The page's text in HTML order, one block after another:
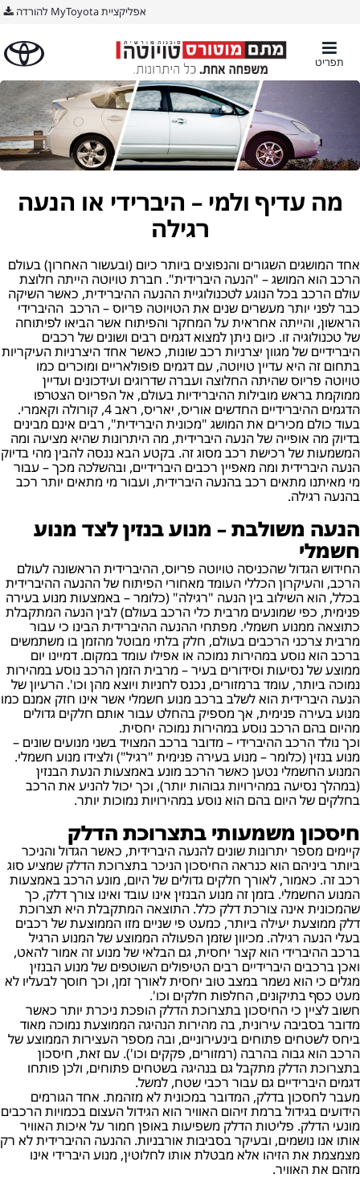
אפליקציית MyToyota להורדה
תפריט
מה עדיף ולמי – היברידי או הנעה
רגילה
אחד המושגים השגורים והנפוצים ביותר כיום (ובעשור האחרון) בעולם
הרכב הוא המושג – "הנעה היברידית". חברת טויוטה הייתה חלוצת
עולם הרכב בכל הנוגע לטכנולוגיית ההנעה ההיברידית, כאשר השיקה
כבר לפני יותר מעשרים שנים את הטויוטה פריוס – הרכב ההיברידי
הראשון, והייתה אחראית על המחקר והפיתוח אשר הביאו לפיתוחה
של טכנולוגיה זו. כיום ניתן למצוא דגמים רבים ושונים של רכבים
היברידיים של מגוון יצרניות רכב שונות, כאשר אחד היצרניות העיקריות
בתחום זה היא עדיין טויוטה, עם דגמים פופולאריים ומוכרים כמו
טויוטה פריוס שהיתה החלוצה ועברה שדרוגים ועידכונים ועדיין
ממוקמת בראש מובילות ההיברידיות בעולם, אל הפריוס הצטרפו
הדגמים ההיברידיים החדשים אוריס, יאריס, ראב 4, קורולה וקאמרי.
בעוד כולם מכירים את המושג "מכונית היברידית", רבים אינם מבינים
בדיוק מה אופייה של הנעה היברידית, מה היתרונות שהיא מציעה ומה
המשמעות של רכישת רכב מסוג זה. בקטע הבא ננסה להבין מהי בדיוק
הנעה היברידית ומה מאפיין רכבים היברידיים, ובהשלכה מכך – עבור
מי מאיתנו מתאים רכב בהנעה היברידית, ועבור מי מתאים יותר רכב
בהנעה רגילה.
הנעה משולבת – מנוע בנזין לצד מנוע
חשמלי
החידוש הגדול שהכניסה טויוטה פריוס, ההיברידית הראשונה לעולם
הרכב, והעיקרון הכללי העומד מאחורי הפיתוח של ההנעה ההיברידית
בכלל, הוא השילוב בין הנעה "רגילה" (כלומר – באמצעות מנוע בעירה
פנימית, כפי שמונעים מרבית כלי הרכב בעולם) לבין הנעה המתקבלת
כתוצאה ממנוע חשמלי. מפתחי ההנעה ההיברידית הבינו כי עבור
מרבית צרכני הרכבים בעולם, חלק בלתי מבוטל מהזמן בו משתמשים
ברכב הוא נוסע במהירות נמוכה או אפילו עומד במקום. דמיינו יום
ממוצע של נסיעות וסידורים בעיר – מרבית הזמן הרכב נוסע במהירות
נמוכה ביותר, עומד ברמזורים, נכנס לחניות ויוצא מהן וכו'. הרעיון של
הנעה היברידית הוא לשלב ברכב מנוע חשמלי אשר אינו חזק אמנם כמו
מנוע בעירה פנימית, אך מספיק בהחלט עבור אותם חלקים גדולים
מהיום בהם הרכב נוסע במהירות נמוכה יחסית.
וכך נולד הרכב ההיברידי – מדובר ברכב המצויד בשני מנועים שונים –
מנוע בנזין (כלומר – מנוע בעירה פנימית "רגיל") ולצידו מנוע חשמלי.
המנוע החשמלי נטען כאשר הרכב מונע באמצעות הנעת הבנזין
(במהלך נסיעה במהירויות גבוהות יותר), וכך יכול להניע את הרכב
בחלקים של היום בהם הוא נוסע במהירויות נמוכות יותר.
חיסכון משמעותי בתצרוכת הדלק
קיימים מספר יתרונות שונים להנעה היברידית, כאשר הגדול והניכר
ביותר ביניהם הוא כנראה החיסכון הניכר בתצרוכת הדלק שמציע סוג
רכב זה. כאמור, לאורך חלקים גדולים של היום, מונע הרכב באמצעות
המנוע החשמלי. בזמן זה מנוע הבנזין אינו עובד ואינו צורך דלק, כך
שהמכונית אינה צורכת דלק כלל. התוצאה המתקבלת היא תצרוכת
דלק ממוצעת יעילה ביותר, כמעט פי שניים מזו הממוצעת של רכבים
בעלי הנעה רגילה. מכיוון שזמן הפעולה הממוצע של המנוע הרגיל
ברכב ההיברידי הוא קצר יחסית, גם הבלאי של מנוע זה אמור להאט,
ואכן ברכבים היברידיים רבים הטיפולים השוטפים של מנוע הבנזין
מגלים כי הוא נשמר במצב טוב יחסית לאורך זמן, וכך חוסך לבעליו לא
מעט כסף בתיקונים, החלפות חלקים וכו'.
חשוב לציין כי החיסכון בתצרוכת הדלק הופכת ניכרת יותר כאשר
מדובר בסביבה עירונית, בה מהירות הנהיגה הממוצעת נמוכה מאוד
ביחס לשטחים פתוחים בינעירוניים, ובה מספר העצירות הממוצע של
הרכב הוא גבוה בהרבה (רמזורים, פקקים וכו'). עם זאת, חיסכון
בתצרוכת הדלק מתקבל גם בנהיגה בשטחים פתוחים, ולכן פותחו
דגמים היברידיים גם עבור רכבי שטח, למשל.
מעבר לחסכון בדלק, המדובר במכונית לא מזהמת. אחד הגורמים
הידועים בגידול ברמת זיהום האוויר הוא הגידול העצום בכמויות הרכבים
מונעי הדלק. פליטות הדלק משפיעות באופן חמור על איכות האוויר
אותו אנו נושמים, ובעיקר בסביבות אורבניות. ההנעה ההיברידית לא רק
מצמצמת את הזיהו אלא מבטלת אותו לחלוטין, מנוע היברידי אינו
מזהם את האוויר.